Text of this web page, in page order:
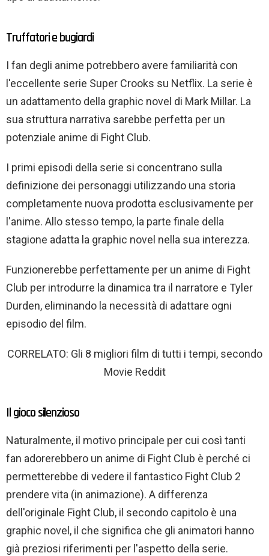
Truffatori e bugiardi
I fan degli anime potrebbero avere familiarità con
l'eccellente serie Super Crooks su Netflix. La serie è
un adattamento della graphic novel di Mark Millar. La
sua struttura narrativa sarebbe perfetta per un
potenziale anime di Fight Club.
I primi episodi della serie si concentrano sulla
definizione dei personaggi utilizzando una storia
completamente nuova prodotta esclusivamente per
l'anime. Allo stesso tempo, la parte finale della
stagione adatta la graphic novel nella sua interezza.
Funzionerebbe perfettamente per un anime di Fight
Club per introdurre la dinamica tra il narratore e Tyler
Durden, eliminando la necessità di adattare ogni
episodio del film.
CORRELATO: Gli 8 migliori film di tutti i tempi, secondo
Movie Reddit
Il gioco silenzioso
Naturalmente, il motivo principale per cui così tanti
fan adorerebbero un anime di Fight Club è perché ci
permetterebbe di vedere il fantastico Fight Club 2
prendere vita (in animazione). A differenza
dell'originale Fight Club, il secondo capitolo è una
graphic novel, il che significa che gli animatori hanno
già preziosi riferimenti per l'aspetto della serie.